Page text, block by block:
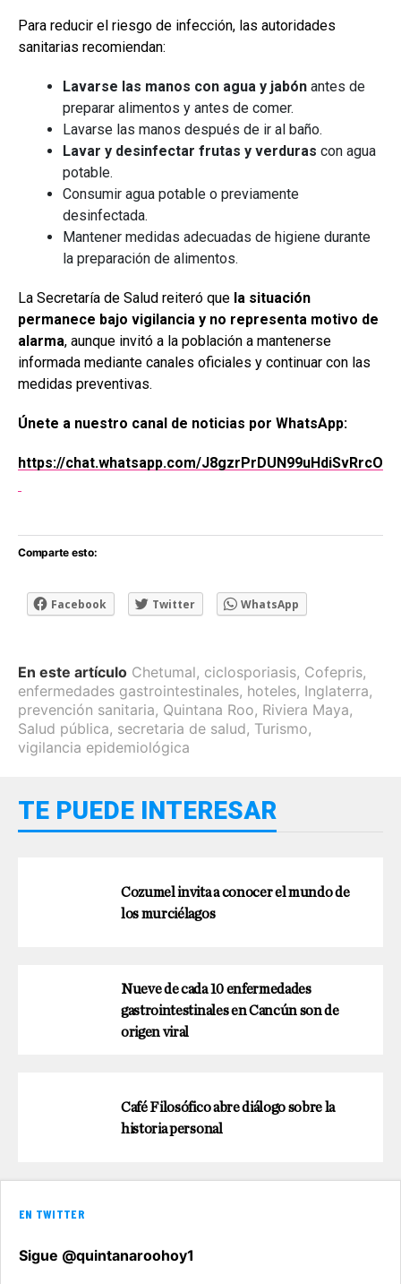
Para reducir el riesgo de infección, las autoridades
sanitarias recomiendan:
Lavarse las manos con agua y jabón antes de
preparar alimentos y antes de comer.
Lavarse las manos después de ir al baño.
Lavar y desinfectar frutas y verduras con agua
potable.
Consumir agua potable o previamente
desinfectada.
Mantener medidas adecuadas de higiene durante
la preparación de alimentos.
La Secretaría de Salud reiteró que la situación
permanece bajo vigilancia y no representa motivo de
alarma, aunque invitó a la población a mantenerse
informada mediante canales oficiales y continuar con las
medidas preventivas.
Únete a nuestro canal de noticias por WhatsApp:
https://chat.whatsapp.com/J8gzrPrDUN99uHdiSvRrcO
Comparte esto:
Facebook Twitter WhatsApp
En este artículo Chetumal, ciclosporiasis, Cofepris,
enfermedades gastrointestinales, hoteles, Inglaterra,
prevención sanitaria, Quintana Roo, Riviera Maya,
Salud pública, secretaria de salud, Turismo,
vigilancia epidemiológica
TE PUEDE INTERESAR
Cozumel invita a conocer el mundo de
los murciélagos
Nueve de cada 10 enfermedades
gastrointestinales en Cancún son de
origen viral
Café Filosófico abre diálogo sobre la
historia personal
EN TWITTER
Sigue @quintanaroohoy1